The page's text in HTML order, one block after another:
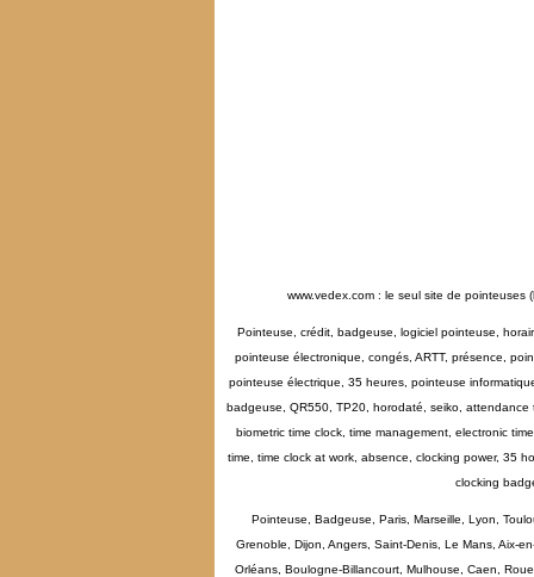
www.vedex.com : le seul site de pointeuses
Pointeuse, crédit, badgeuse, logiciel pointeuse,
pointeuse électronique, congés, ARTT, présence,
pointeuse électrique, 35 heures, pointeuse
badgeuse, QR550, TP20, horodaté, seiko, attendance
biometric time clock, time management, electronic
time, time clock at work, absence, clocking power, 35
clocking
Pointeuse, Badgeuse, Paris, Marseille, Lyon,
Grenoble, Dijon, Angers, Saint-Denis, Le Mans, Aix-
Orléans, Boulogne-Billancourt, Mulhouse, Caen,